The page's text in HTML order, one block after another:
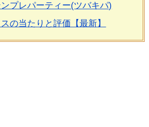
プレパーティー(ツバキパ)
の当たりと評価【最新】